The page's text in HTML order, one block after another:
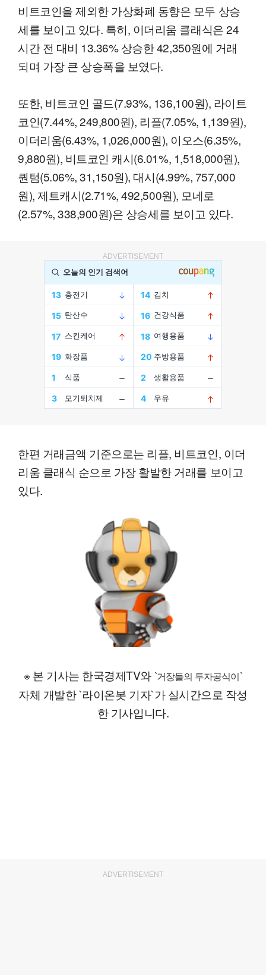
비트코인을 제외한 가상화폐 동향은 모두 상승
세를 보이고 있다. 특히, 이더리움 클래식은 24
시간 전 대비 13.36% 상승한 42,350원에 거래
되며 가장 큰 상승폭을 보였다.
또한, 비트코인 골드(7.93%, 136,100원), 라이트
코인(7.44%, 249,800원), 리플(7.05%, 1,139원),
이더리움(6.43%, 1,026,000원), 이오스(6.35%,
9,880원), 비트코인 캐시(6.01%, 1,518,000원),
퀀텀(5.06%, 31,150원), 대시(4.99%, 757,000
원), 제트캐시(2.71%, 492,500원), 모네로
(2.57%, 338,900원)은 상승세를 보이고 있다.
ADVERTISEMENT
한편 거래금액 기준으로는 리플, 비트코인, 이더
리움 클래식 순으로 가장 활발한 거래를 보이고
있다.
※ 본 기사는 한국경제TV와 `거장들의 투자공식이`
자체 개발한 `라이온봇 기자`가 실시간으로 작성
한 기사입니다.
ADVERTISEMENT